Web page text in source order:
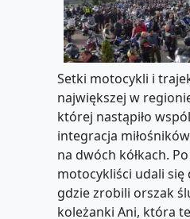
Setki motocykli i
największej w
której nastąpiło
integracja
na dwóch kółkach.
motocykliści udali się
gdzie zrobili orszak
koleżanki Ani, która